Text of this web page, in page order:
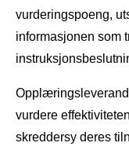
vurderingspoeng,
informasjonen som
vurdere
skreddersy deres